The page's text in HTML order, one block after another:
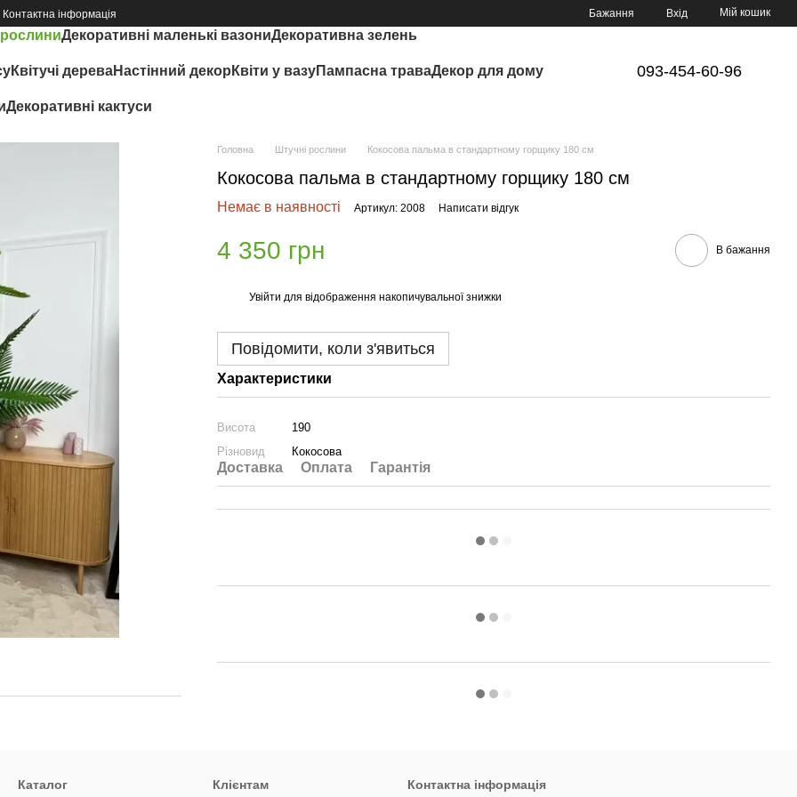
Контактна інформація Бажання Вхід Мій кошик
Декоративні маленькі вазониДекоративна зелень
Квітучі дереваНастінний декор Квіти у вазуПампасна траваДекор для дому
Декоративні кактуси
093-454-60-96
Головна Штучні рослини Кокосова пальма в стандартному горщику 180 см
Кокосова пальма в стандартному горщику 180 см
Немає в наявності Артикул: 2008 Написати відгук
4 350 грн В бажання
Увійти для відображення накопичувальної знижки
Повідомити, коли з'явиться
Характеристики
Висота
190
Різновид
Кокосова
Доставка Оплата Гарантія
Каталог Клієнтам Контактна інформація